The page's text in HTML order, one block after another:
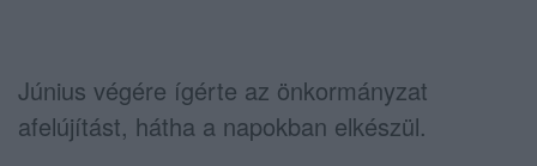
Június végére ígérte az önkormányzat
afelújítást, hátha a napokban elkészül.